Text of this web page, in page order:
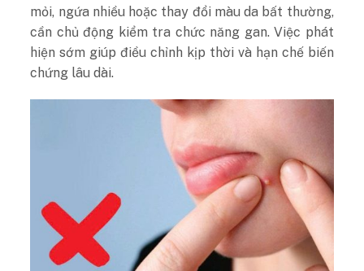
mỏi, ngứa nhiều hoặc thay đổi màu da bất thường,
cần chủ động kiểm tra chức năng gan. Việc phát
hiện sớm giúp điều chỉnh kịp thời và hạn chế biến
chứng lâu dài.